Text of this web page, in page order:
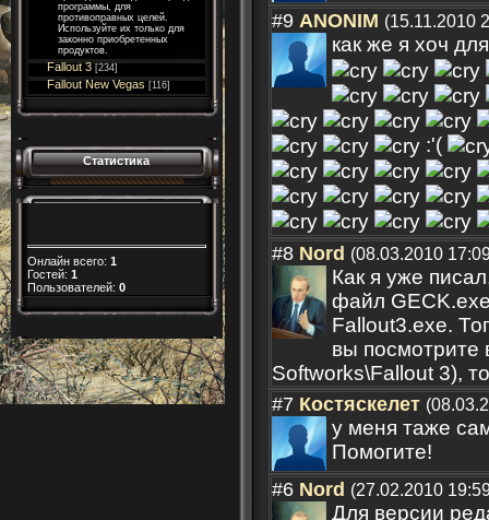
программы, для
противоправных целей.
Используйте их только для
законно приобретенных
продуктов.
Fallout 3 [234]
Fallout New Vegas [116]
Статистика
Онлайн всего: 1
Гостей: 1
Пользователей: 0
#9 ANONIM (15.11.2010
как же я хоч
:'(
#8 Nord (08.03.2010
Как я уже
файл
Fallout3.exe.
вы посмотрите
Softworks\Fallout 3),
#7 Костяскелет
у меня таже
Помогите!
#6 Nord (27.02.2010
Для версии